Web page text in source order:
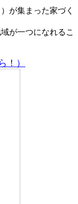
が集まった家づく
が一つになれるこ
！）